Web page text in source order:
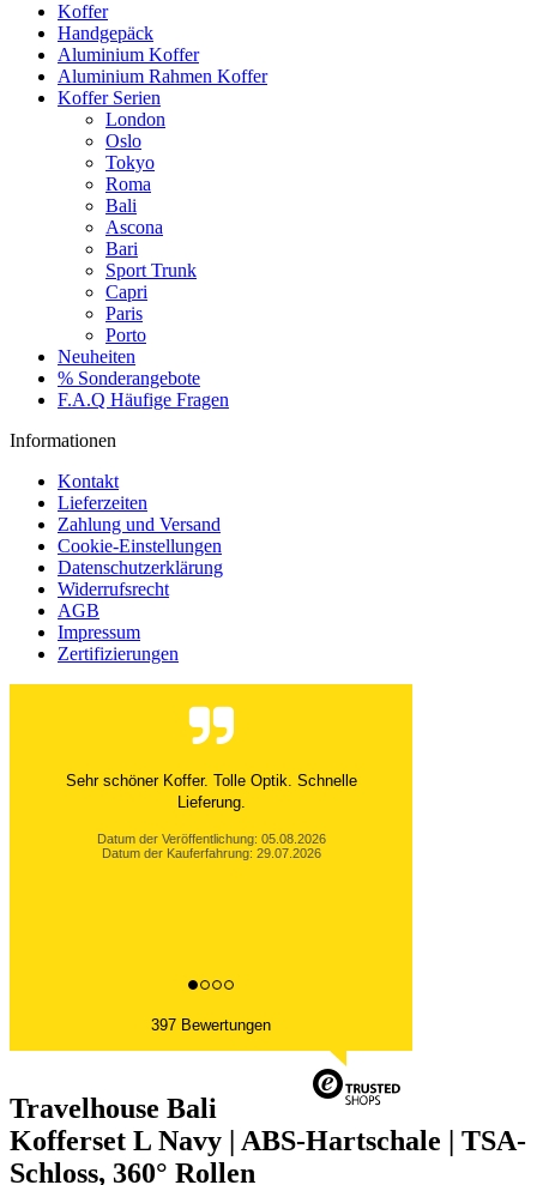
Koffer
Handgepäck
Aluminium Koffer
Aluminium Rahmen Koffer
Koffer Serien
London
Oslo
Tokyo
Roma
Bali
Ascona
Bari
Sport Trunk
Capri
Paris
Porto
Neuheiten
% Sonderangebote
F.A.Q Häufige Fragen
Informationen
Kontakt
Lieferzeiten
Zahlung und Versand
Cookie-Einstellungen
Datenschutzerklärung
Widerrufsrecht
AGB
Impressum
Zertifizierungen
Ich bin absolut begeistert von diesen Luxuskoffern!
Die Verarbeitung wirkt äußerst hochwertig, das...
Datum der Veröffentlichung: 05.08.2026
Datum der Kauferfahrung: 29.07.2026
397 Bewertungen
Travelhouse Bali
Kofferset L Navy | ABS-Hartschale | TSA-
Schloss, 360° Rollen